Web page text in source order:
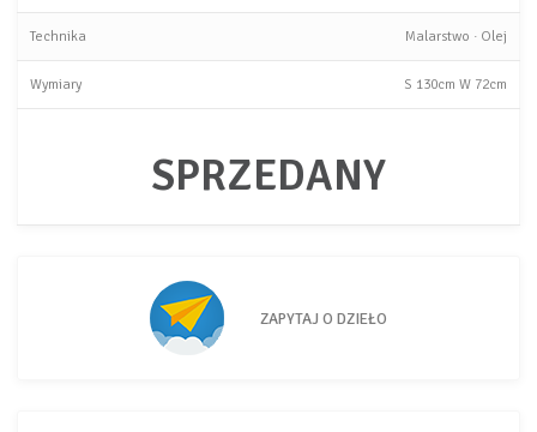
Technika Malarstwo · Olej
Wymiary S 130cm W 72cm
SPRZEDANY
ZAPYTAJ O DZIEŁO